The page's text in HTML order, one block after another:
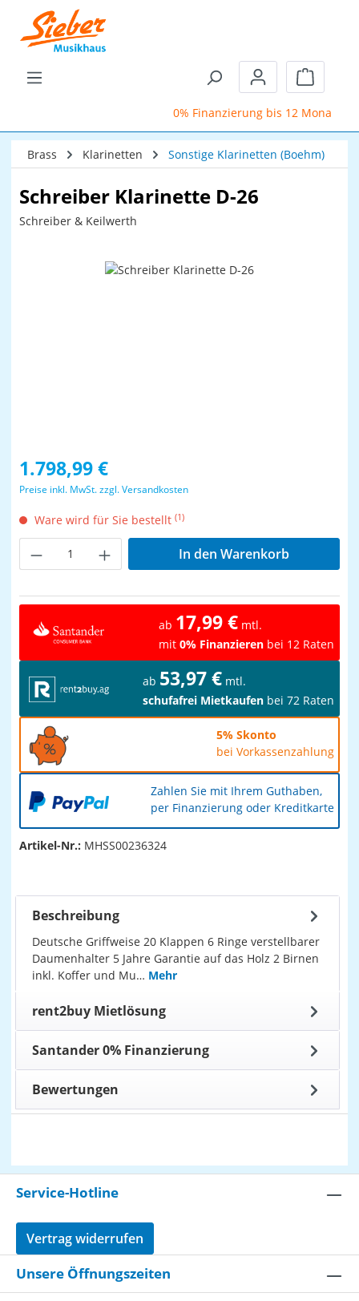
Zum Hauptinhalt springen
0% Finanzierung bis 12 Monate
Brass Klarinetten Sonstige Klarinetten (Boehm)
Schreiber Klarinette D-26
Schreiber & Keilwerth
Bildergalerie überspringen
Regulärer Preis:
1.798,99 €
Preise inkl. MwSt. zzgl. Versandkosten
Ware wird für Sie bestellt (1)
Produkt Anzahl: Gib den gewünschten
In den Warenkorb
ab 17,99 € mtl.
mit 0% Finanzieren bei 12 Raten
ab 53,97 € mtl.
schufafrei Mietkaufen bei 72 Raten
5% Skonto
bei Vorkassenzahlung
Zahlen Sie mit Ihrem Guthaben,
per Finanzierung oder Kreditkarte
Artikel-Nr.: MHSS00236324
Beschreibung
Deutsche Griffweise 20 Klappen 6 Ringe verstellbarer
Daumenhalter 5 Jahre Garantie auf das Holz 2 Birnen
inkl. Koffer und Mu… Mehr
rent2buy Mietlösung
Santander 0% Finanzierung
Bewertungen
Service-Hotline
Vertrag widerrufen
Unsere Öffnungszeiten